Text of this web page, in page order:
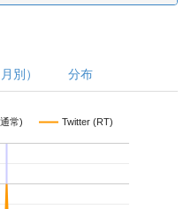
別） 分布
常) Twitter (RT)